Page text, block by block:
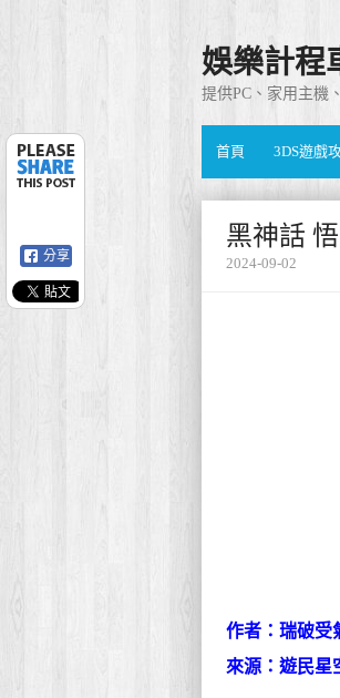
娛樂計程
提供PC、家用主機
首頁 3DS遊戲
黑神話
2024-09-02
作者：瑞破受
來源：遊民星
分享